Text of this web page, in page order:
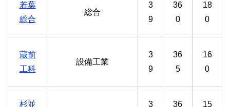
若葉
総合
総合
3
9
36
0
18
0
蔵前
工科
設備工業
3
9
36
5
16
0
杉並 3 36 15